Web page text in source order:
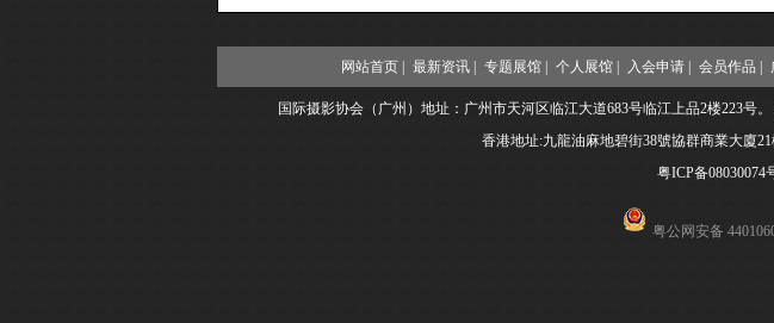
网站首页 | 最新资讯 | 专题展馆 | 个人展馆 | 入会申请 | 会员作品 |
国际摄影协会（广州）地址：广州市天河区临江大道683号临江上品2楼223号。
香港地址:九龍油麻地碧街38號協群商業大廈
粤ICP备08030074
粤公网安备